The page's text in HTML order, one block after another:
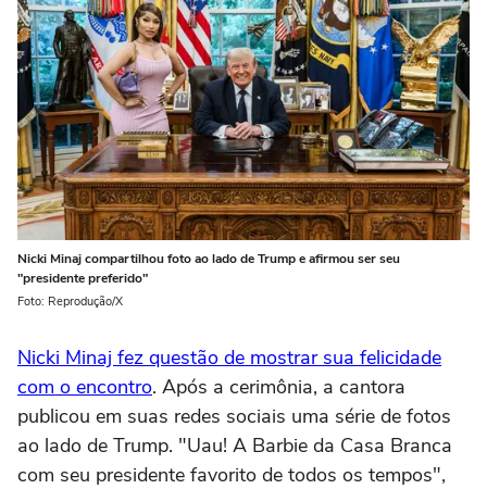
Nicki Minaj compartilhou foto ao lado de Trump e afirmou ser seu
"presidente preferido"
Foto: Reprodução/X
Nicki Minaj fez questão de mostrar sua felicidade
com o encontro. Após a cerimônia, a cantora
publicou em suas redes sociais uma série de fotos
ao lado de Trump. "Uau! A Barbie da Casa Branca
com seu presidente favorito de todos os tempos",